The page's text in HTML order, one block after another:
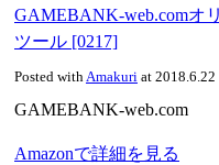
GAMEBANK-web.comオ
ツール [0217]
Posted with Amakuri at 2018.6.22
GAMEBANK-web.com
Amazonで詳細を見る